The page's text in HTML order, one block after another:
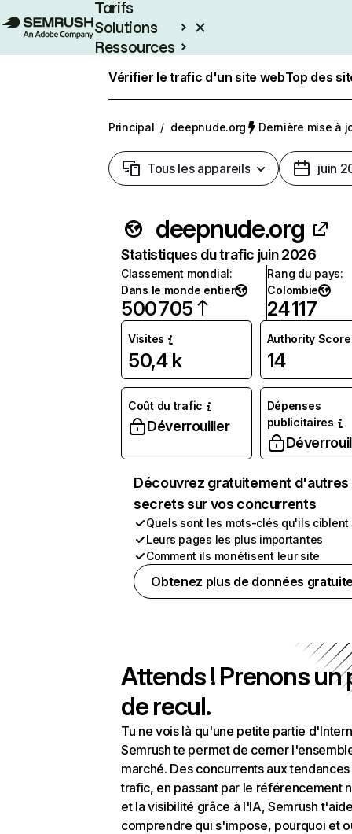
Tarifs
Solutions
Ressources
Vérifier le trafic d'un site webTop des
Principal / deepnude.org Dernière mise à
Tous les appareils juin
deepnude.org
Statistiques du trafic juin 2026
Classement mondial:
Dans le monde entier
500 705
Rang du pays:
Colombie
24 117
Visites
50,4 k
Authority Score
14
Coût du trafic
Déverrouiller
Dépenses
publicitaires
Découvrez gratuitement d'autres
secrets sur vos concurrents
Quels sont les mots-clés qu'ils ciblent
Leurs pages les plus importantes
Comment ils monétisent leur site
Obtenez plus de données
Attends ! Prenons un
de recul.
Tu ne vois là qu'une petite partie
Semrush te permet de cerner
marché. Des concurrents aux
trafic, en passant par le référencement
et la visibilité grâce à l'IA, Semrush
comprendre qui s'impose, pourquoi et